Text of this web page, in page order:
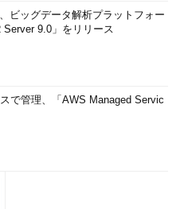
ビッグデータ解析プラットフォー
9.0」をリリース
で管理、「AWS Managed Servic